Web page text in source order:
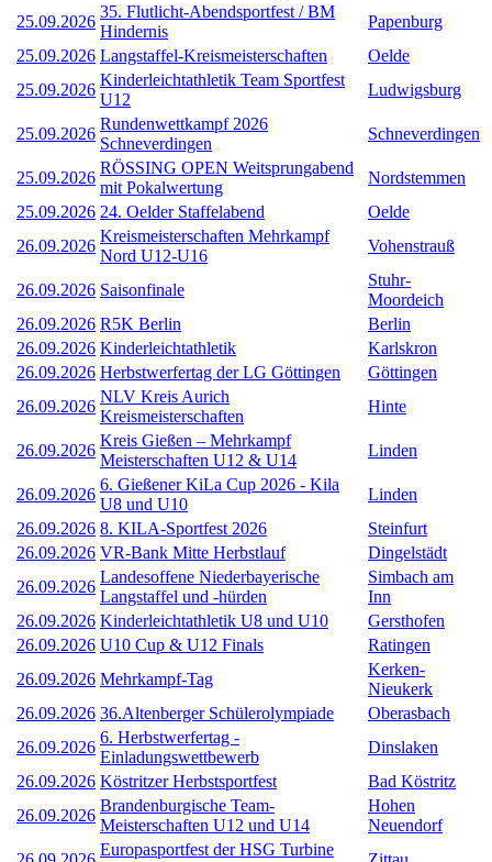
25.09.2026
35. Flutlicht-Abendsportfest / BM
Hindernis
Papenburg
25.09.2026 Langstaffel-Kreismeisterschaften
Oelde
25.09.2026
Kinderleichtathletik Team Sportfest
U12
Ludwigsburg
25.09.2026
Rundenwettkampf 2026
Schneverdingen
Schneverdingen
25.09.2026
RÖSSING OPEN Weitsprungabend
mit Pokalwertung
Nordstemmen
25.09.2026 24. Oelder Staffelabend
Oelde
26.09.2026
Kreismeisterschaften Mehrkampf
Nord U12-U16
Vohenstrauß
26.09.2026 Saisonfinale
Stuhr-
Moordeich
26.09.2026 R5K Berlin
Berlin
26.09.2026 Kinderleichtathletik
Karlskron
26.09.2026 Herbstwerfertag der LG Göttingen
Göttingen
26.09.2026
NLV Kreis Aurich
Kreismeisterschaften
Hinte
26.09.2026
Kreis Gießen – Mehrkampf
Meisterschaften U12 & U14
Linden
26.09.2026
6. Gießener KiLa Cup 2026 - Kila
U8 und U10
Linden
26.09.2026 8. KILA-Sportfest 2026
Steinfurt
26.09.2026 VR-Bank Mitte Herbstlauf
Dingelstädt
26.09.2026
Landesoffene Niederbayerische
Langstaffel und -hürden
Simbach am
Inn
26.09.2026 Kinderleichtathletik U8 und U10
Gersthofen
26.09.2026 U10 Cup & U12 Finals
Ratingen
26.09.2026 Mehrkampf-Tag
Kerken-
Nieukerk
26.09.2026 36.Altenberger Schülerolympiade
Oberasbach
26.09.2026
6. Herbstwerfertag -
Einladungswettbewerb
Dinslaken
26.09.2026 Köstritzer Herbstsportfest
Bad Köstritz
26.09.2026
Brandenburgische Team-
Meisterschaften U12 und U14
Hohen
Neuendorf
Europasportfest der HSG Turbine